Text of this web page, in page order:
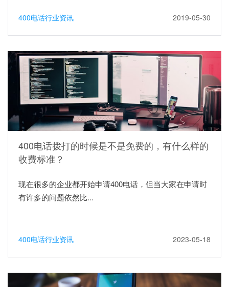
400电话行业资讯 2019-05-30
400电话拨打的时候是不是免费的，有什么样的
收费标准？
现在很多的企业都开始申请400电话，但当大家在申请时
有许多的问题依然比...
400电话行业资讯 2023-05-18